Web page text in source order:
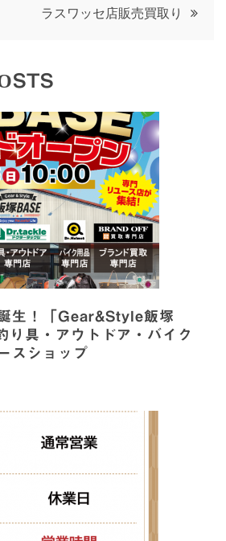
ラスワッセ店販売買取り
生！「Gear&Style飯塚
り具・アウトドア・バイク
スショップ